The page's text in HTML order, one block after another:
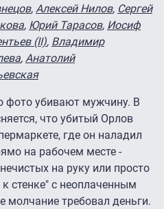
, Алексей Нилов, Сергей
, Юрий Тарасов, Иосиф
(II), Владимир
, Анатолий
фото убивают мужчину. В
что убитый Орлов
где он наладил
на рабочем месте -
на руку или просто
стенке" с неоплаченным
молчание требовал деньги.